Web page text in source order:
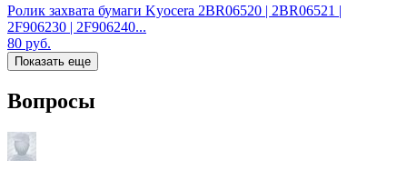
Ролик захвата бумаги Kyocera 2BR06520 | 2BR06521 |
2F906230 | 2F906240...
80 руб.
Показать еще
Вопросы